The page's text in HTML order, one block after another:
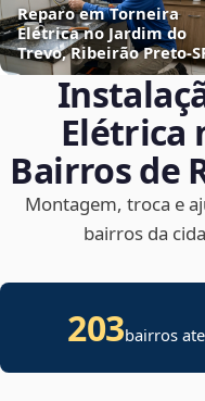
Reparo em Torneira
Elétrica no Jardim do
Trevo, Ribeirão
Elétrica
Bairros de
Montagem, troca e
bairros da
203bairros